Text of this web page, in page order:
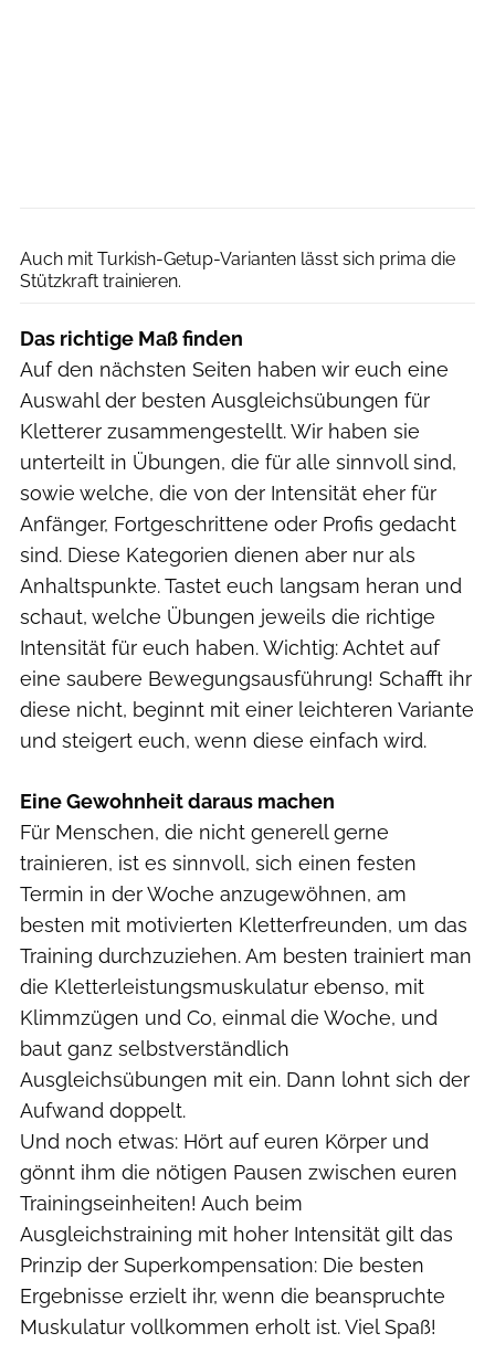
Auch mit Turkish-Getup-Varianten lässt sich prima die
Stützkraft trainieren.
Das richtige Maß finden
Auf den nächsten Seiten haben wir euch eine
Auswahl der besten Ausgleichsübungen für
Kletterer zusammengestellt. Wir haben sie
unterteilt in Übungen, die für alle sinnvoll sind,
sowie welche, die von der Intensität eher für
Anfänger, Fortgeschrittene oder Profis gedacht
sind. Diese Kategorien dienen aber nur als
Anhaltspunkte. Tastet euch langsam heran und
schaut, welche Übungen jeweils die richtige
Intensität für euch haben. Wichtig: Achtet auf
eine saubere Bewegungsausführung! Schafft ihr
diese nicht, beginnt mit einer leichteren Variante
und steigert euch, wenn diese einfach wird.
Eine Gewohnheit daraus machen
Für Menschen, die nicht generell gerne
trainieren, ist es sinnvoll, sich einen festen
Termin in der Woche anzugewöhnen, am
besten mit motivierten Kletterfreunden, um das
Training durchzuziehen. Am besten trainiert man
die Kletterleistungsmuskulatur ebenso, mit
Klimmzügen und Co, einmal die Woche, und
baut ganz selbstverständlich
Ausgleichsübungen mit ein. Dann lohnt sich der
Aufwand doppelt.
Und noch etwas: Hört auf euren Körper und
gönnt ihm die nötigen Pausen zwischen euren
Trainingseinheiten! Auch beim
Ausgleichstraining mit hoher Intensität gilt das
Prinzip der Superkompensation: Die besten
Ergebnisse erzielt ihr, wenn die beanspruchte
Muskulatur vollkommen erholt ist. Viel Spaß!